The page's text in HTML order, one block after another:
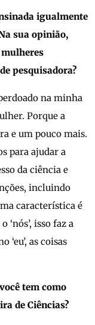
igualmente
sua opinião,
pesquisadora?
na minha
Porque a
e um pouco mais.
para ajudar a
da ciência e
incluindo
característica é
‘nós’, isso faz a
as coisas
tem como
de Ciências?